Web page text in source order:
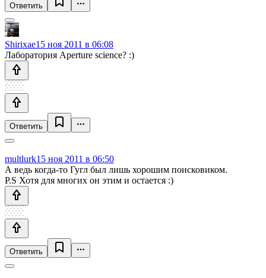
Ответить
Shirixae15 ноя 2011 в 06:08
Лаборатория Aperture science? :)
Ответить
multlurk15 ноя 2011 в 06:50
А ведь когда-то Гугл был лишь хорошим поисковиком.
P.S Хотя для многих он этим и остается :)
Ответить